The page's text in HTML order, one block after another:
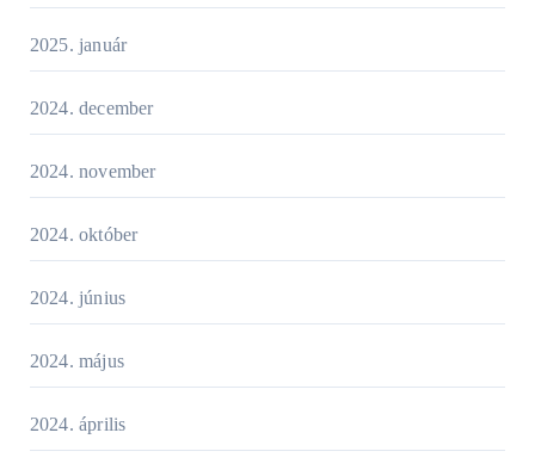
2025. január
2024. december
2024. november
2024. október
2024. június
2024. május
2024. április